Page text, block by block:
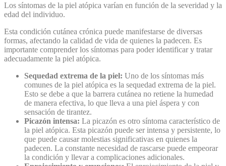
Los síntomas de la piel atópica varían en función de la severidad y la
edad del individuo.
Esta condición cutánea crónica puede manifestarse de diversas
formas, afectando la calidad de vida de quienes la padecen. Es
importante comprender los síntomas para poder identificar y tratar
adecuadamente la piel atópica.
Sequedad extrema de la piel: Uno de los síntomas más
comunes de la piel atópica es la sequedad extrema de la piel.
Esto se debe a que la barrera cutánea no retiene la humedad
de manera efectiva, lo que lleva a una piel áspera y con
sensación de tirantez.
Picazón intensa: La picazón es otro síntoma característico de
la piel atópica. Esta picazón puede ser intensa y persistente, lo
que puede causar molestias significativas en quienes la
padecen. La constante necesidad de rascarse puede empeorar
la condición y llevar a complicaciones adicionales.